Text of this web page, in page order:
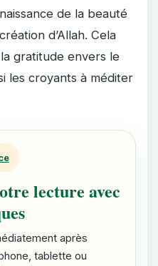
de la beauté
d’Allah. Cela
gratitude envers le
les croyants à méditer
lecture avec
après
tablette ou